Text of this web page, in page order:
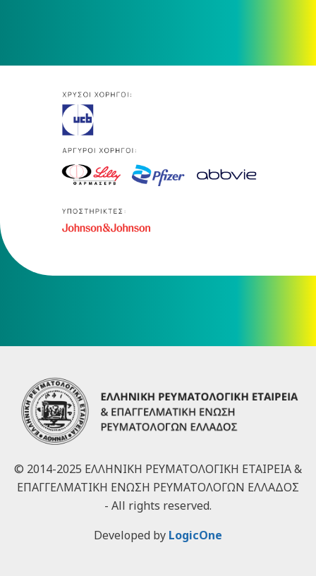
© 2014-2025 ΕΛΛΗΝΙΚΗ ΡΕΥΜΑΤΟΛΟΓΙΚΗ ΕΤΑΙΡΕΙΑ &
ΕΠΑΓΓΕΛΜΑΤΙΚΗ ΕΝΩΣΗ ΡΕΥΜΑΤΟΛΟΓΩΝ ΕΛΛΑΔΟΣ
- All rights reserved.
Developed by LogicOne